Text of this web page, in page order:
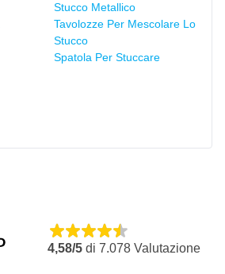
Stucco Metallico
Tavolozze Per Mescolare Lo
Stucco
Spatola Per Stuccare
4,58/5 di 7.078 Valutazione